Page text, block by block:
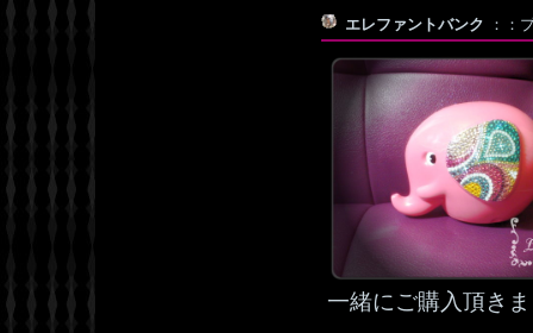
エレファントバンク ：：
一緒にご購入頂き